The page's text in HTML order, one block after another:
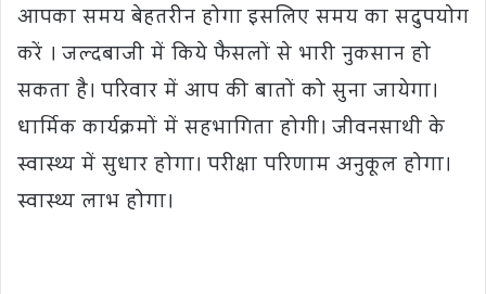
आपका समय बेहतरीन होगा इसलिए समय का सदुपयोग
करें । जल्दबाजी में किये फैसलों से भारी नुकसान हो
सकता है। परिवार में आप की बातों को सुना जायेगा।
धार्मिक कार्यक्रमों में सहभागिता होगी। जीवनसाथी के
स्वास्थ्य में सुधार होगा। परीक्षा परिणाम अनुकूल होगा।
स्वास्थ्य लाभ होगा।